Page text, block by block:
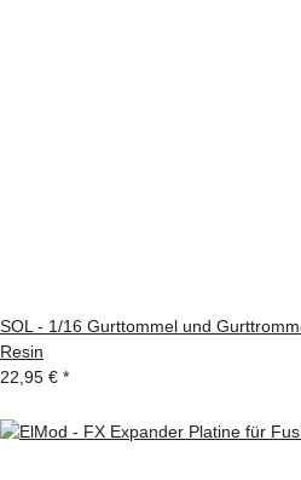
SOL - 1/16 Gurttommel und
Resin
22,95 € *